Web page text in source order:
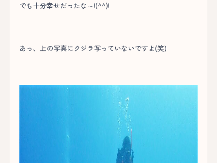
でも十分幸せだったな～!(^^)!
あっ、上の写真にクジラ写っていないですよ(笑)